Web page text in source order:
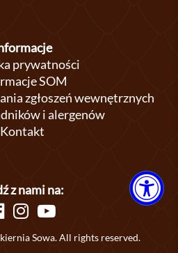
prywatności
SOM
zgłoszeń wewnętrznych
i alergenów
Kontakt
z nami na:
Sowa. All rights reserved.